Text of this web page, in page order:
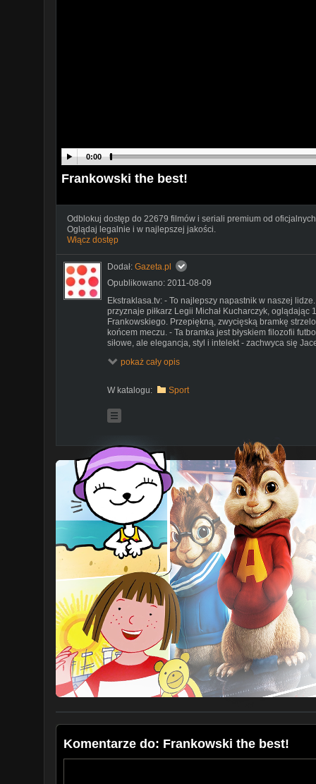
0:00
Frankowski the best!
Odblokuj dostęp do 22679 filmów i seriali premium od
Oglądaj legalnie i w najlepszej jakości.
Włącz dostęp
Dodał: Gazeta.pl
Opublikowano: 2011-08-09
Ekstraklasa.tv: - To najlepszy napastnik w naszej
przyznaje piłkarz Legii Michał Kucharczyk, oglądając
Frankowskiego. Przepiękną, zwycięską bramkę
końcem meczu. - Ta bramka jest błyskiem filozofii
siłowe, ale elegancja, styl i intelekt - zachwyca się
napastnikiem ligi. Więcej wideo:
pokaż cały opis
W katalogu: Sport
Komentarze do: Frankowski the best!